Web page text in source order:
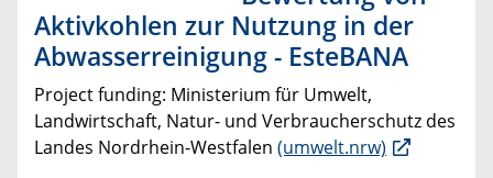
Aktivkohlen zur Nutzung in der
Abwasserreinigung - EsteBANA
Project funding: Ministerium für Umwelt,
Landwirtschaft, Natur- und Verbraucherschutz des
Landes Nordrhein-Westfalen (umwelt.nrw)